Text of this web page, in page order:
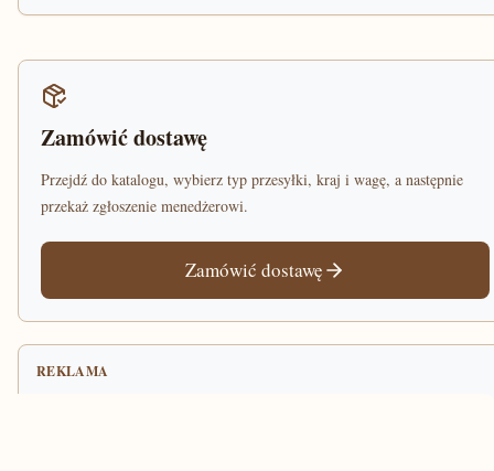
Zamówić dostawę
Przejdź do katalogu, wybierz typ przesyłki, kraj i wagę, a następnie
przekaż zgłoszenie menedżerowi.
Zamówić dostawę
REKLAMA